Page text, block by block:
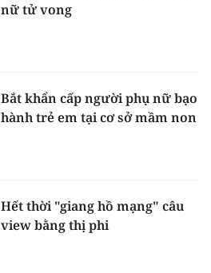
nữ tử vong
Bắt khẩn cấp người phụ nữ bạo
hành trẻ em tại cơ sở mầm non
Hết thời "giang hồ mạng" câu
view bằng thị phi